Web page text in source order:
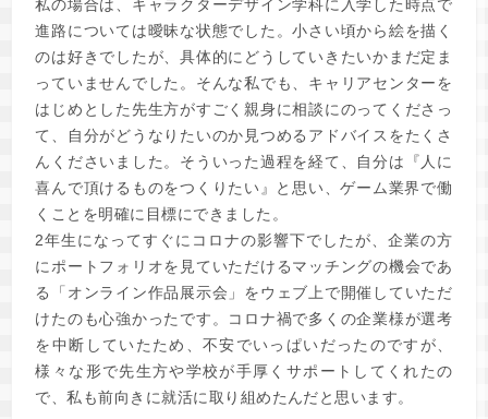
私の場合は、キャラクターデザイン学科に入学した時点で
進路については曖昧な状態でした。小さい頃から絵を描く
のは好きでしたが、具体的にどうしていきたいかまだ定ま
っていませんでした。そんな私でも、キャリアセンターを
はじめとした先生方がすごく親身に相談にのってくださっ
て、自分がどうなりたいのか見つめるアドバイスをたくさ
んくださいました。そういった過程を経て、自分は『人に
喜んで頂けるものをつくりたい』と思い、ゲーム業界で働
くことを明確に目標にできました。
2年生になってすぐにコロナの影響下でしたが、企業の方
にポートフォリオを見ていただけるマッチングの機会であ
る「オンライン作品展示会」をウェブ上で開催していただ
けたのも心強かったです。コロナ禍で多くの企業様が選考
を中断していたため、不安でいっぱいだったのですが、
様々な形で先生方や学校が手厚くサポートしてくれたの
で、私も前向きに就活に取り組めたんだと思います。